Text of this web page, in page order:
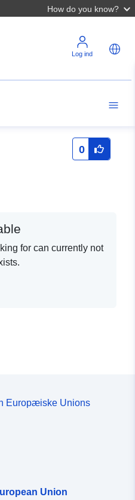
How do you know?
Log ind
0
for can currently not
Europæiske Unions
Union